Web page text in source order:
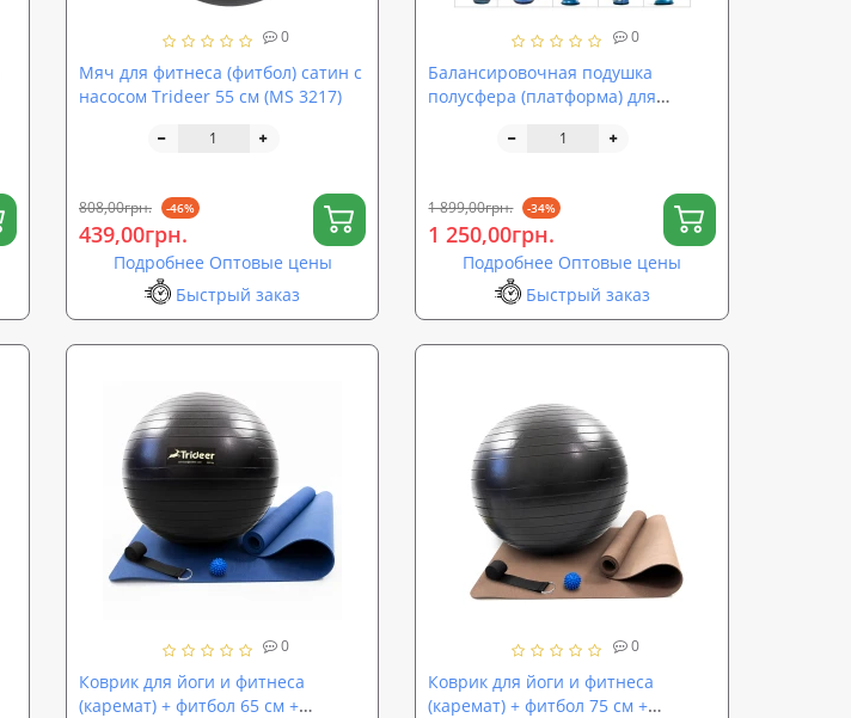
0
Мяч для фитнеса (фитбол) сатин с
насосом Trideer 55 см (MS 3217)
808,00грн. -46%
439,00грн.
Подробнее Оптовые цены
Быстрый заказ
0
Балансировочная подушка
полусфера (платформа) для
BOSU 60см (MS 2609)
1 899,00грн. -34%
1 250,00грн.
Подробнее Оптовые цены
Быстрый заказ
0
Коврик для йоги и фитнеса
(каремат) + фитбол 65 см +
0
Коврик для йоги и фитнеса
(каремат) + фитбол 75 см +